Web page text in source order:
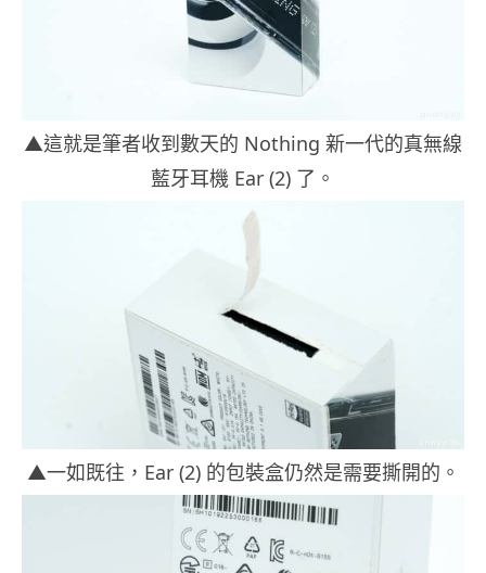
▲這就是筆者收到數天的 Nothing 新一代的真無線
藍牙耳機 Ear (2) 了。
▲一如既往，Ear (2) 的包裝盒仍然是需要撕開的。